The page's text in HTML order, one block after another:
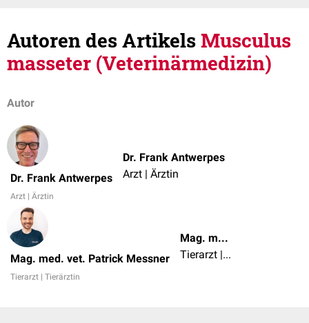
Autoren des ArtikelsMusculus
masseter (Veterinärmedizin)
Autor
Dr. Frank Antwerpes
Arzt | Ärztin
Dr. Frank Antwerpes
Arzt | Ärztin
Mag. med. vet. Patrick Messner
Tierarzt | Tierärztin
Mag. med. vet. Patrick Messner
Tierarzt | Tierärztin